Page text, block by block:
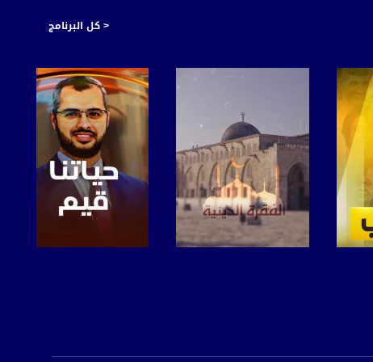
< كل البرنامج